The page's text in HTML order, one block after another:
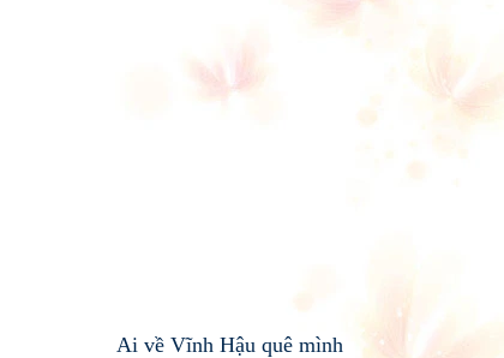
Ai về Vĩnh Hậu quê mình